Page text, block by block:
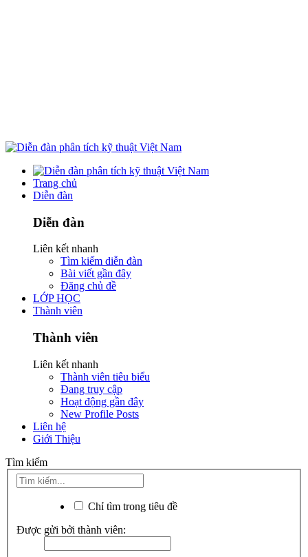
Trang chủ
Diễn đàn
Diễn đàn
Liên kết nhanh
Tìm kiếm diễn đàn
Bài viết gần đây
Đăng chủ đề
LỚP HỌC
Thành viên
Thành viên
Liên kết nhanh
Thành viên tiêu biểu
Đang truy cập
Hoạt động gần đây
New Profile Posts
Liên hệ
Giới Thiệu
Tìm kiếm
Chỉ tìm trong tiêu đề
Được gửi bởi thành viên: